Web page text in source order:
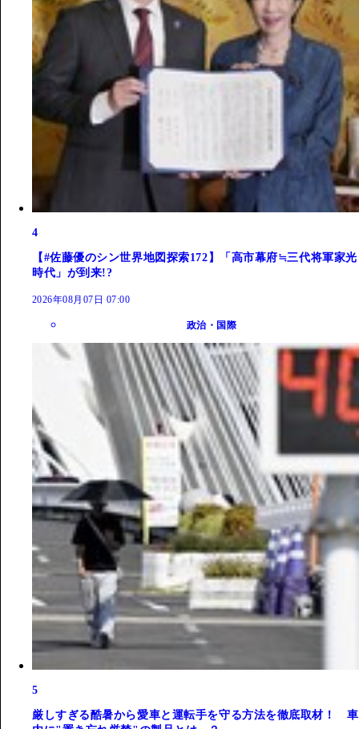
4
【#佐藤優のシン世界地図探索172】「高市幕府≒三代将軍家光
時代」が到来!?
2026年08月07日 07:00
政治・国際
5
厳しすぎる酷暑から愛車と運転手を守る方法を徹底取材！ 車